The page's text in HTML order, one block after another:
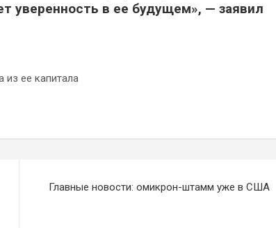
уверенность в ее будущем», — заявил
из ее капитала
Главные новости: омикрон-штамм уже в США